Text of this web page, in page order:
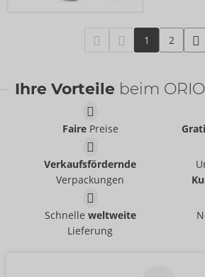
1 2
Ihre Vorteile beim
FairePreise
Verkaufsfördernde
Verpackungen
Schnelle weltweite
Lieferung